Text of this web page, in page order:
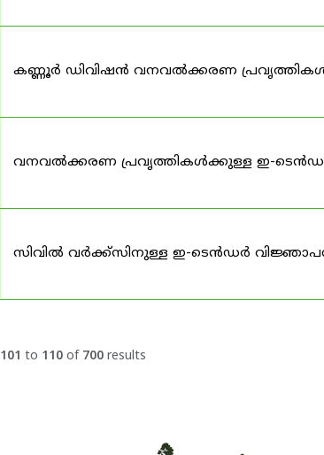
കണ്ണൂർ ഡിവിഷൻ വനവൽക്കരണ
വനവൽക്കരണ പ്രവൃത്തികൾക്കുള്ള ഇ-
സിവിൽ വർക്ക്സിനുള്ള ഇ-ടെൻഡർ
101 to 110 of 700 results